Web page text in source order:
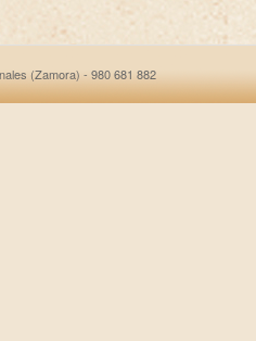
(Zamora) - 980 681 882